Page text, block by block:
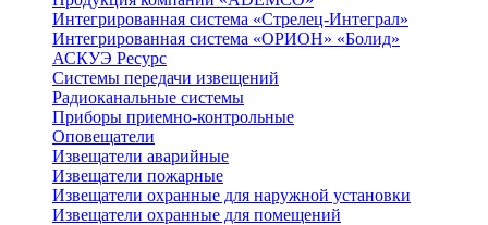
Интегрированная система «Стрелец-Интеграл»
Интегрированная система «ОРИОН» «Болид»
АСКУЭ Ресурс
Системы передачи извещений
Радиоканальные системы
Приборы приемно-контрольные
Оповещатели
Извещатели аварийные
Извещатели пожарные
Извещатели охранные для наружной установки
Извещатели охранные для помещений